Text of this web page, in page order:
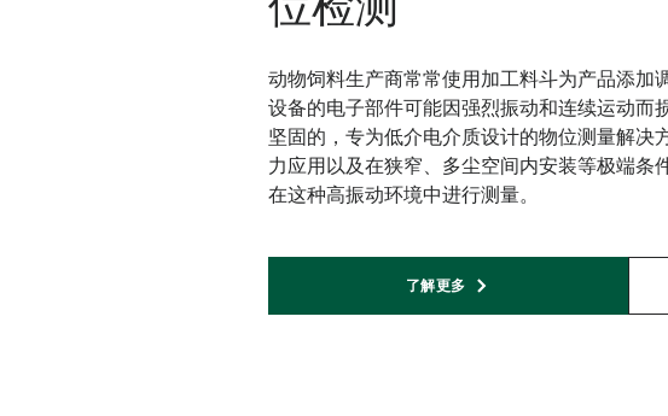
动物饲料生产商常常使用加工料斗为产品添加
设备的电子部件可能因强烈振动和连续运动而
坚固的，专为低介电介质设计的物位测量解决
力应用以及在狭窄、多尘空间内安装等极端条
在这种高振动环境中进行测量。
了解更多